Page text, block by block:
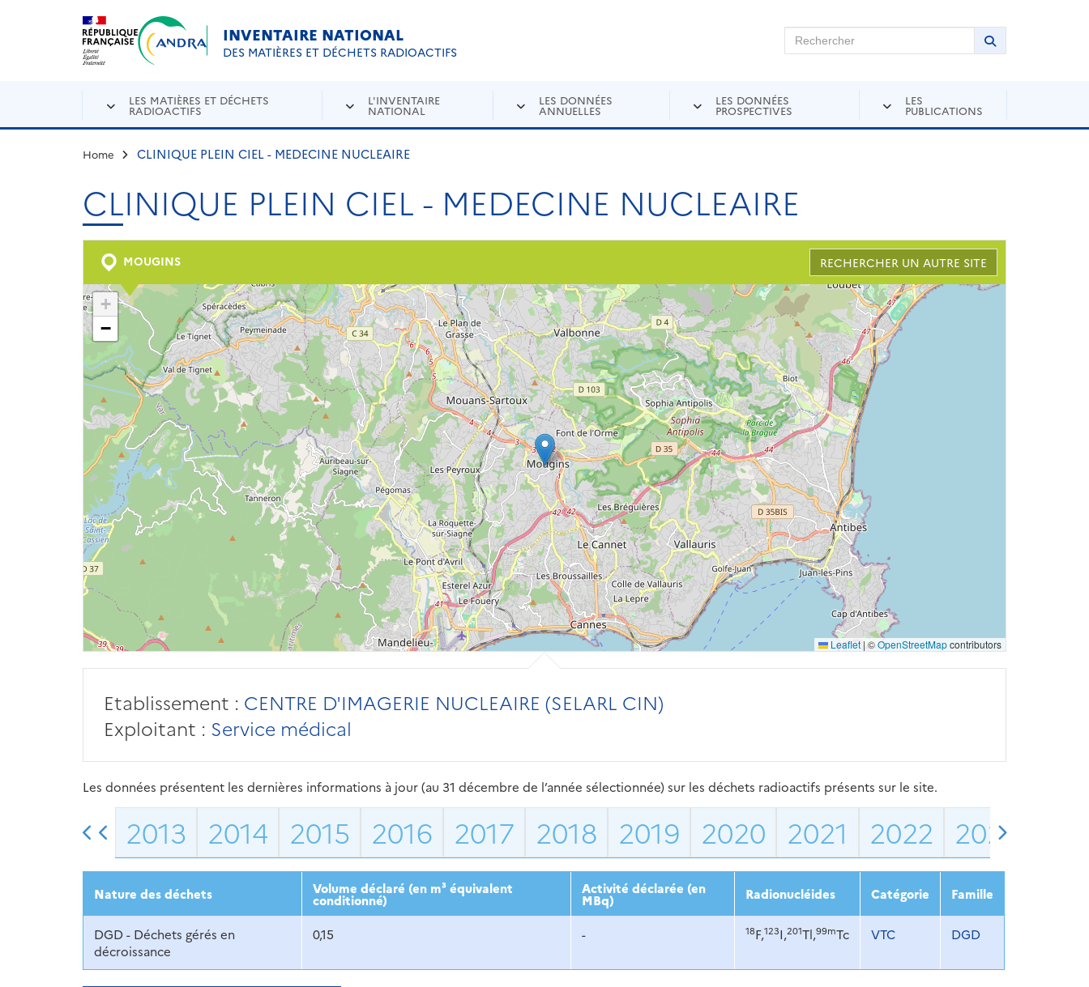
Aller au contenu principal
INVENTAIRE NATIONAL
DES MATIÈRES ET DÉCHETS RADIOACTIFS
Rechercher sur Andra Inventaire Rechercher
Lancer la
LES MATIÈRES ET DÉCHETS
RADIOACTIFS
L'INVENTAIRE
NATIONAL
LES DONNÉES
ANNUELLES
LES DONNÉES
PROSPECTIVES
LES
PUBLICATIONS
Home CLINIQUE PLEIN CIEL - MEDECINE NUCLEAIRE
CLINIQUE PLEIN CIEL - MEDECINE NUCLEAIRE
MOUGINS RECHERCHER UN AUTRE SITE
+
−
Leaflet |©OpenStreetMapcontributors
Etablissement : CENTRE D'IMAGERIE NUCLEAIRE (SELARL CIN)
Exploitant : Service médical
Les données présentent les dernières informations à jour (au 31 décembre de l’année sélectionnée) sur les déchets radioactifs présents sur le site.
2013 2014 2015 2016 2017 2018 2019 2020 2021 2022 2023
Nature des déchets Volume déclaré (en m³ équivalent
conditionné)
Activité déclarée (en
MBq) Radionucléides Catégorie Famille
DGD - Déchets gérés en
décroissance
0,15 - 18F,123I,201Tl,99mTc VTC DGD